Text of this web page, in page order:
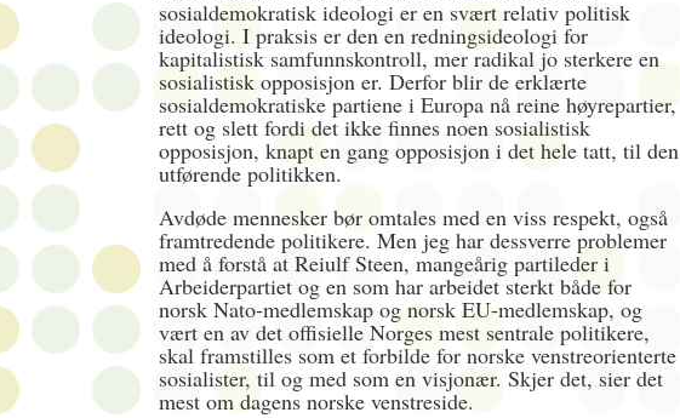
sosialdemokratisk ideologi er en svært relativ politisk
ideologi. I praksis er den en redningsideologi for
kapitalistisk samfunnskontroll, mer radikal jo sterkere en
sosialistisk opposisjon er. Derfor blir de erklærte
sosialdemokratiske partiene i Europa nå reine høyrepartier,
rett og slett fordi det ikke finnes noen sosialistisk
opposisjon, knapt en gang opposisjon i det hele tatt, til den
utførende politikken.
Avdøde mennesker bør omtales med en viss respekt, også
framtredende politikere. Men jeg har dessverre problemer
med å forstå at Reiulf Steen, mangeårig partileder i
Arbeiderpartiet og en som har arbeidet sterkt både for
norsk Nato-medlemskap og norsk EU-medlemskap, og
vært en av det offisielle Norges mest sentrale politikere,
skal framstilles som et forbilde for norske venstreorienterte
sosialister, til og med som en visjonær. Skjer det, sier det
mest om dagens norske venstreside.